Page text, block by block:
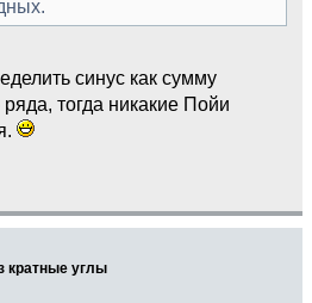
синус как сумму
ряда, тогда никакие Пойи
кратные углы